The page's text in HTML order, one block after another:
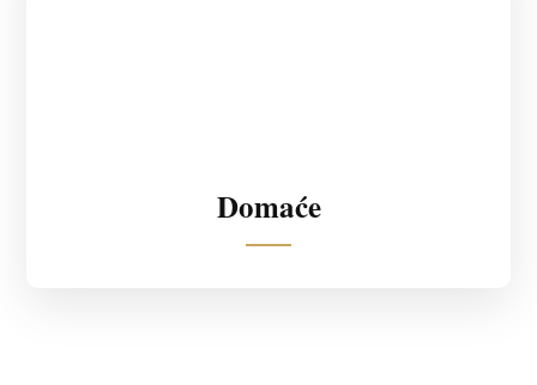
Domaće